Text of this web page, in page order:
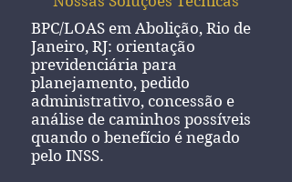
BPC/LOAS em Abolição, Rio de
Janeiro, RJ: orientação
previdenciária para
planejamento, pedido
administrativo, concessão e
análise de caminhos possíveis
quando o benefício é negado
pelo INSS.